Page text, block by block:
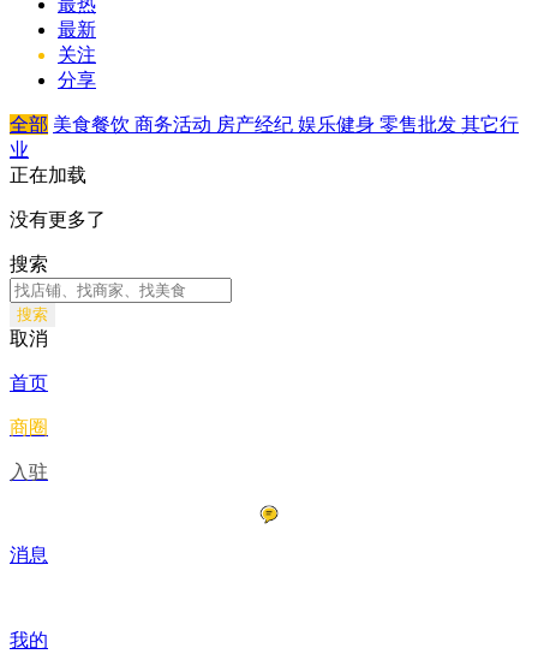
最热
最新
关注
分享
全部 美食餐饮 商务活动 房产经纪 娱乐健身 零售批发 其它行
业
正在加载
没有更多了
搜索
搜索
取消
首页
商圈
入驻
消息
我的